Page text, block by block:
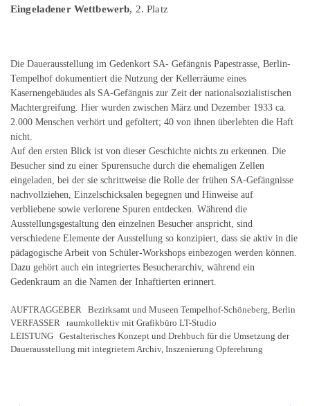
Eingeladener Wettbewerb, 2. Platz
Die Dauerausstellung im Gedenkort SA- Gefängnis Papestrasse, Berlin-
Tempelhof dokumentiert die Nutzung der Kellerräume eines
Kasernengebäudes als SA-Gefängnis zur Zeit der nationalsozialistischen
Machtergreifung. Hier wurden zwischen März und Dezember 1933 ca.
2.000 Menschen verhört und gefoltert; 40 von ihnen überlebten die Haft
nicht.
Auf den ersten Blick ist von dieser Geschichte nichts zu erkennen. Die
Besucher sind zu einer Spurensuche durch die ehemaligen Zellen
eingeladen, bei der sie schrittweise die Rolle der frühen SA-Gefängnisse
nachvollziehen, Einzelschicksalen begegnen und Hinweise auf
verbliebene sowie verlorene Spuren entdecken. Während die
Ausstellungsgestaltung den einzelnen Besucher anspricht, sind
verschiedene Elemente der Ausstellung so konzipiert, dass sie aktiv in die
pädagogische Arbeit von Schüler-Workshops einbezogen werden können.
Dazu gehört auch ein integriertes Besucherarchiv, während ein
Gedenkraum an die Namen der Inhaftierten erinnert.
AUFTRAGGEBER Bezirksamt und Museen Tempelhof-Schöneberg, Berlin
VERFASSER raumkollektiv mit Grafikbüro LT-Studio
LEISTUNG Gestalterisches Konzept und Drehbuch für die Umsetzung der
Dauerausstellung mit integrietem Archiv, Inszenierung Opferehrung